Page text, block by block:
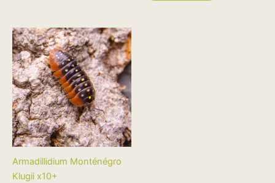
Armadillidium Monténégro
Klugii x10+